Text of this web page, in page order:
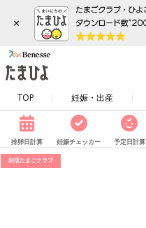
×
TOP 妊娠・出産
排卵日計算 妊娠チェッカー 予定日計算
妊活たまごクラブ